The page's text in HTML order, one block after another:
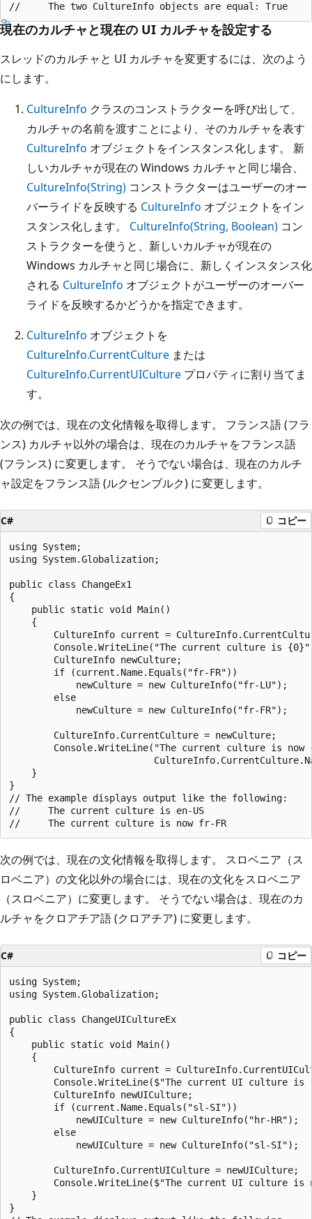
現在のカルチャと現在の UI カルチャを設定する
スレッドのカルチャと UI カルチャを変更するには、次のよう
にします。
CultureInfo クラスのコンストラクターを呼び出して、
カルチャの名前を渡すことにより、そのカルチャを表す
CultureInfo オブジェクトをインスタンス化します。 新
しいカルチャが現在の Windows カルチャと同じ場合、
CultureInfo(String) コンストラクターはユーザーのオー
バーライドを反映する CultureInfo オブジェクトをイン
スタンス化します。 CultureInfo(String, Boolean) コン
ストラクターを使うと、新しいカルチャが現在の
Windows カルチャと同じ場合に、新しくインスタンス化
される CultureInfo オブジェクトがユーザーのオーバー
ライドを反映するかどうかを指定できます。
CultureInfo オブジェクトを
CultureInfo.CurrentCulture または
CultureInfo.CurrentUICulture プロパティに割り当てま
す。
次の例では、現在の文化情報を取得します。 フランス語 (フラ
ンス) カルチャ以外の場合は、現在のカルチャをフランス語
(フランス) に変更します。 そうでない場合は、現在のカルチ
ャ設定をフランス語 (ルクセンブルク) に変更します。
C# コピー
using System;
using System.Globalization;
public class ChangeEx1
{
    public static void Main()
    {
CultureInfo current =
Console.WriteLine("The current culture is
        CultureInfo newCulture;
        if (current.Name.Equals("fr-FR"))
            newCulture = new CultureInfo("fr-LU");
        else
            newCulture = new CultureInfo("fr-FR");
        CultureInfo.CurrentCulture = newCulture;
Console.WriteLine("The current culture is now
    }
}
// The example displays output like the following:
//     The current culture is en-US
次の例では、現在の文化情報を取得します。 スロベニア（ス
ロベニア）の文化以外の場合には、現在の文化をスロベニア
（スロベニア）に変更します。 そうでない場合は、現在のカ
ルチャをクロアチア語 (クロアチア) に変更します。
C# コピー
using System;
using System.Globalization;
public class ChangeUICultureEx
{
    public static void Main()
    {
CultureInfo current =
Console.WriteLine($"The current UI culture is
        CultureInfo newUICulture;
        if (current.Name.Equals("sl-SI"))
            newUICulture = new CultureInfo("hr-HR");
        else
            newUICulture = new CultureInfo("sl-SI");
        CultureInfo.CurrentUICulture = newUICulture;
Console.WriteLine($"The current UI culture is
    }
}